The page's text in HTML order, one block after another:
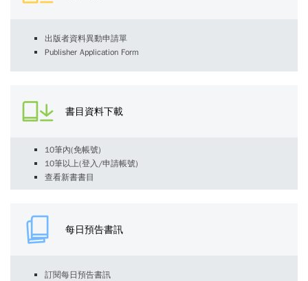
出版者資料異動申請單
Publisher Application Form
書目資料下載
10筆內(免帳號)
10筆以上(登入/申請帳號)
查看新書書目
每日預告書訊
訂閱每日預告書訊